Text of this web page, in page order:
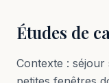
Études de
Contexte :